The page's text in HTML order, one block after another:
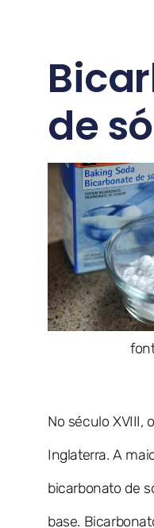
de
No século XVIII,
Inglaterra. A
bicarbonato de
base.